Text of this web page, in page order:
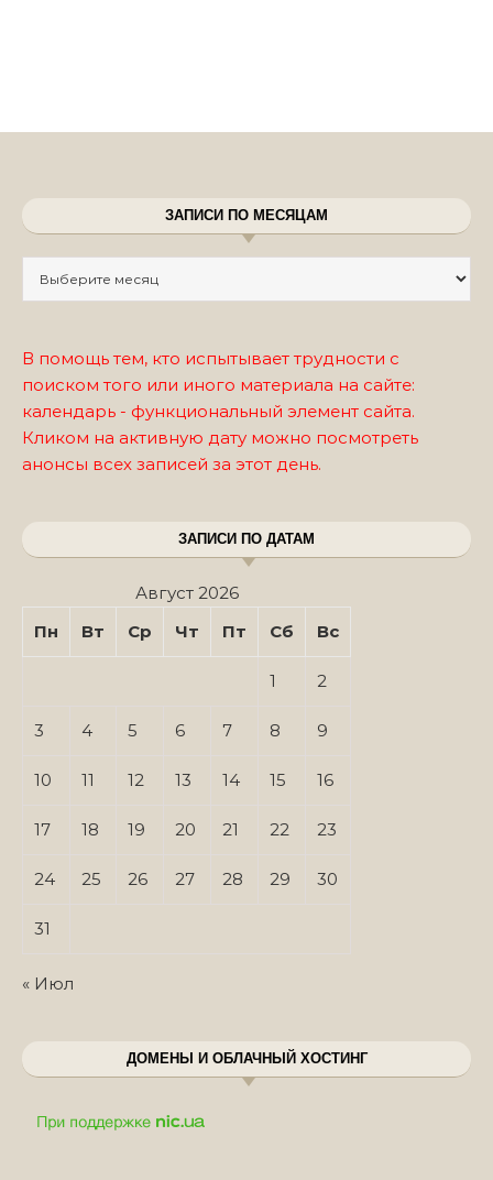
ЗАПИСИ ПО МЕСЯЦАМ
В помощь тем, кто испытывает трудности с
поиском того или иного материала на сайте:
календарь - функциональный элемент сайта.
Кликом на активную дату можно посмотреть
анонсы всех записей за этот день.
ЗАПИСИ ПО ДАТАМ
Август 2026
Пн
Вт Ср Чт Пт Сб Вс
1 2
3 4 5 6 7 8 9
10 11 12 13 14 15 16
17 18 19 20 21 22 23
24 25 26 27 28 29 30
31
« Июл
ДОМЕНЫ И ОБЛАЧНЫЙ ХОСТИНГ